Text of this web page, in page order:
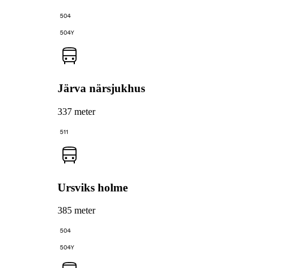
504
504Y
Järva närsjukhus
337 meter
511
Ursviks holme
385 meter
504
504Y